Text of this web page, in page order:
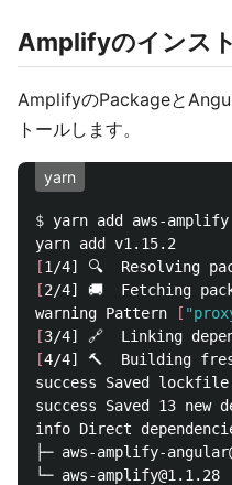
Amplifyのインス
AmplifyのPackageと
トールします。
yarn
$ yarn add aws-
[
[2/4] 🚚  Fetching
warning Pattern
[
[
[4/4] 🔨  Building
success Saved
success Saved 13 new
info Direct
├─ aws-amplify-
└─ aws-amplify@1.1.28